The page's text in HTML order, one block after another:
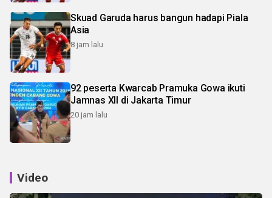
Skuad Garuda harus bangun hadapi Piala
Asia
8 jam lalu
92 peserta Kwarcab Pramuka Gowa ikuti
Jamnas XII di Jakarta Timur
20 jam lalu
Video